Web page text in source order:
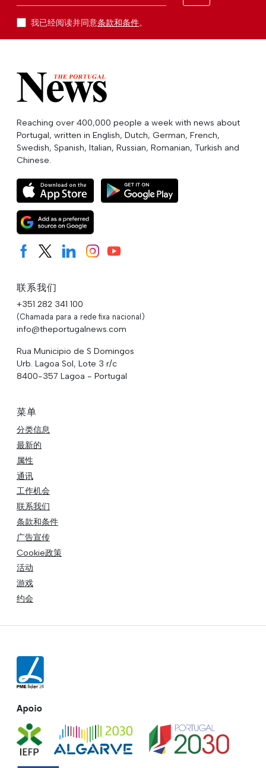
我已经阅读并同意条款和条件。
Reaching over 400,000 people a week with news about
Portugal, written in English, Dutch, German, French,
Swedish, Spanish, Italian, Russian, Romanian, Turkish and
Chinese.
联系我们
+351 282 341 100
(Chamada para a rede fixa nacional)
info@theportugalnews.com
Rua Municipio de S Domingos
Urb. Lagoa Sol, Lote 3 r/c
8400-357 Lagoa - Portugal
菜单
分类信息
最新的
属性
通讯
工作机会
联系我们
条款和条件
广告宣传
Cookie政策
活动
游戏
约会
Apoio